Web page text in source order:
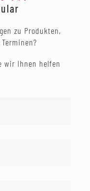
zu Produkten,
wir Ihnen helfen